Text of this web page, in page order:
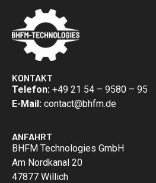
KONTAKT
Telefon: +49 21 54 – 9580 – 95
E-Mail: contact@bhfm.de
ANFAHRT
BHFM Technologies GmbH
Am Nordkanal 20
47877 Willich